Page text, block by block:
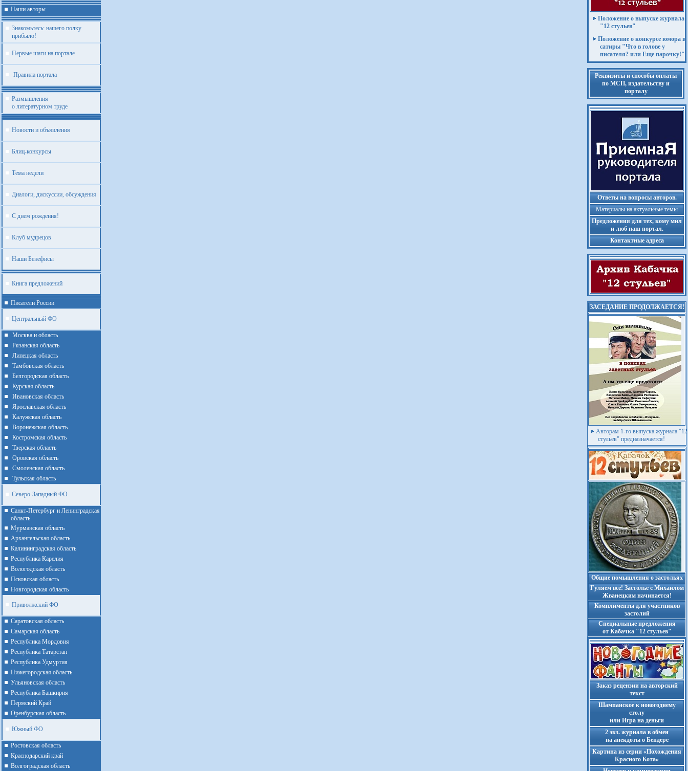
Наши авторы
Знакомьтесь: нашего полку
прибыло!
Первые шаги на портале
Правила портала
Размышления
о литературном труде
Новости и объявления
Блиц-конкурсы
Тема недели
Диалоги, дискуссии, обсуждения
С днем рождения!
Клуб мудрецов
Наши Бенефисы
Книга предложений
Писатели России
Центральный ФО
Москва и область
Рязанская область
Липецкая область
Тамбовская область
Белгородская область
Курская область
Ивановская область
Ярославская область
Калужская область
Воронежская область
Костромская область
Тверская область
Оровская область
Смоленская область
Тульская область
Северо-Западный ФО
Санкт-Петербург и Ленинградская
область
Мурманская область
Архангельская область
Калининградская область
Республика Карелия
Вологодская область
Псковская область
Новгородская область
Приволжский ФО
Cаратовская область
Cамарская область
Республика Мордовия
Республика Татарстан
Республика Удмуртия
Нижегородская область
Ульяновская область
Республика Башкирия
Пермский Край
Оренбурская область
Южный ФО
Ростовская область
Краснодарский край
Волгоградская область
Положение о выпуске журнала
"12 стульев"
Положение о конкурсе юмора и
сатиры "Что в голове у
писателя? или Еще парочку!"
Реквизиты и способы оплаты
по МСП, издательству и
порталу
Ответы на вопросы авторов.
Материалы на актуальные темы
Предложения для тех, кому мил
и люб наш портал.
Контактные адреса
ЗАСЕДАНИЕ ПРОДОЛЖАЕТСЯ!
Авторам 1-го выпуска журнала "12
стульев" предназначается!
Общие помышления о застольях
Гуляем все! Застолье с Михаилом
Жванецким начинается!
Комплименты для участников
застолий
Cпециальные предложения
от Кабачка "12 стульев"
Заказ рецензии на авторский
текст
Шампанское к новогоднему
столу
или Игра на деньги
2 экз. журнала в обмен
на анекдоты о Бендере
Картина из серии «Похождения
Красного Кота»